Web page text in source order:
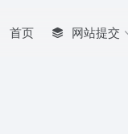
首页 网站提交